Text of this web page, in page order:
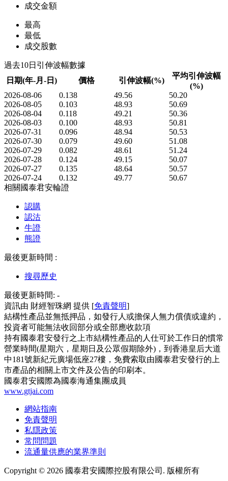
成交金額
最高
最低
成交股數
過去10日引伸波幅數據
日期(年-月-日)
價格 引伸波幅(%)
平均引伸波幅
(%)
2026-08-06
0.138 49.56
50.20
2026-08-05
0.103 48.93
50.69
2026-08-04
0.118 49.21
50.36
2026-08-03
0.100 48.93
50.81
2026-07-31
0.096 48.94
50.53
2026-07-30
0.079 49.60
51.08
2026-07-29
0.082 48.61
51.24
2026-07-28
0.124 49.15
50.07
2026-07-27
0.135 48.64
50.57
2026-07-24
0.132 49.77
50.67
相關國泰君安輪證
認購
認沽
牛證
熊證
最後更新時間 :
搜尋歷史
最後更新時間: -
資訊由 財經智珠網 提供 [免責聲明]
結構性產品並無抵押品，如發行人或擔保人無力償債或違約，
投資者可能無法收回部分或全部應收款項
持有國泰君安發行之上市結構性產品的人仕可於工作日的慣常
營業時間(星期六，星期日及公眾假期除外)，到香港皇后大道
中181號新紀元廣場低座27樓，免費索取由國泰君安發行的上
市產品的相關上市文件及公告的印刷本。
國泰君安國際為國泰海通集團成員
www.gtjai.com
網站指南
免責聲明
私隱政策
常問問題
流通量供應的業界準則
Copyright © 2026 國泰君安國際控股有限公司. 版權所有